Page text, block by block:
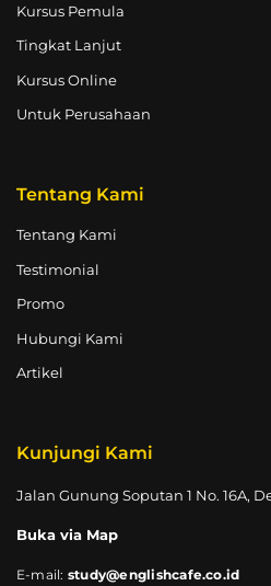
Kursus Pemula
Tingkat Lanjut
Kursus Online
Untuk Perusahaan
Tentang Kami
Tentang Kami
Testimonial
Promo
Hubungi Kami
Artikel
Kunjungi Kami
Jalan Gunung Soputan 1 No. 16A,
Buka via Map
E-mail: study@englishcafe.co.id